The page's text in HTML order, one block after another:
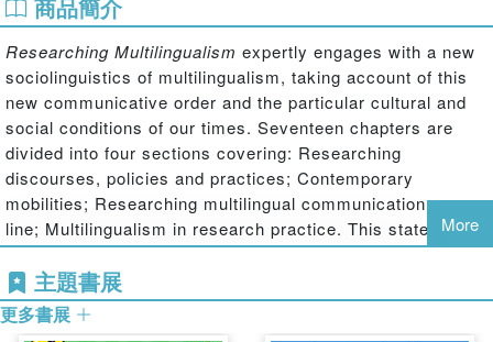
商品簡介
Researching Multilingualism expertly engages with a new
sociolinguistics of multilingualism, taking account of this
new communicative order and the particular cultural and
social conditions of our times. Seventeen chapters are
divided into four sections covering: Researching
discourses, policies and practices; Contemporary
mobilities; Researching multilingual communication on-
line; Multilingualism in research practice. This state-of-
the-art overview of research methodologies in multilingual
settings will be of interest for all students and researchers
working in the areas of Communication Studies and
Applied Linguistics.
More
主題書展
更多書展